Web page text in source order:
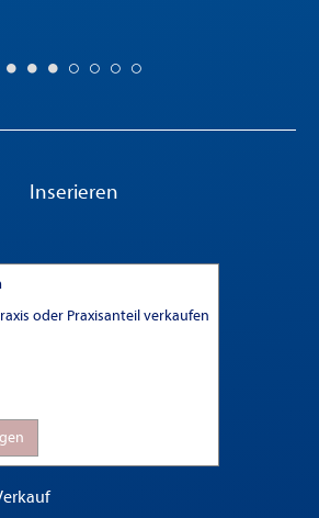
Inserieren
oder Praxisanteil verkaufen